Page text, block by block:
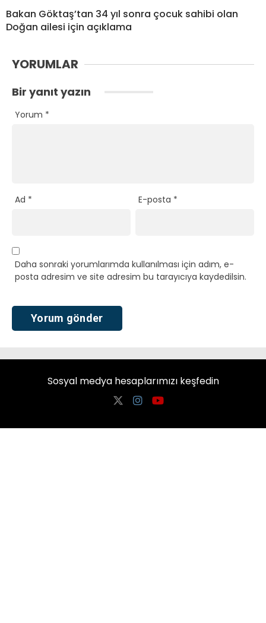
Bakan Göktaş’tan 34 yıl sonra çocuk sahibi olan
Doğan ailesi için açıklama
YORUMLAR
Bir yanıt yazın
Yorum *
Ad * E-posta *
Daha sonraki yorumlarımda kullanılması için adım, e-
posta adresim ve site adresim bu tarayıcıya kaydedilsin.
Sosyal medya hesaplarımızı keşfedin